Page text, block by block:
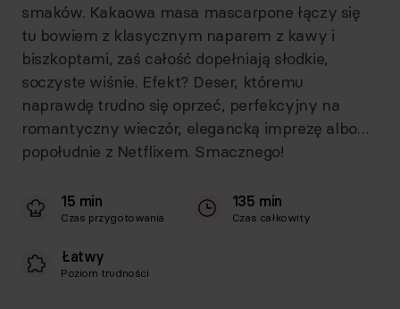
smaków. Kakaowa masa mascarpone łączy się
tu bowiem z klasycznym naparem z kawy i
biszkoptami, zaś całość dopełniają słodkie,
soczyste wiśnie. Efekt? Deser, któremu
naprawdę trudno się oprzeć, perfekcyjny na
romantyczny wieczór, elegancką imprezę albo…
popołudnie z Netflixem. Smacznego!
15 min
Czas przygotowania
135 min
Czas całkowity
Łatwy
Poziom trudności